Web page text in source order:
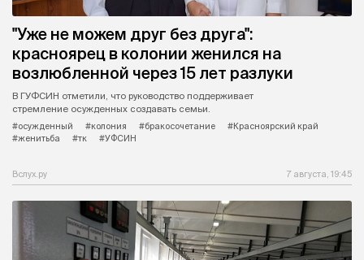
"Уже не можем друг без друга":
красноярец в колонии женился на
возлюбленной через 15 лет разлуки
В ГУФСИН отметили, что руководство поддерживает
стремление осужденных создавать семьи.
#осужденный
#колония #бракосочетание
#Красноярский край
#женитьба
#тк #УФСИН
Вслух.ру 7 августа, 19:45